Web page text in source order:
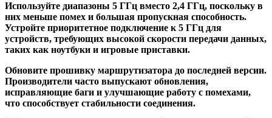
Используйте диапазоны 5 ГГц вместо 2,4 ГГц, поскольку в
них меньше помех и большая пропускная способность.
Устройте приоритетное подключение к 5 ГГц для
устройств, требующих высокой скорости передачи данных,
таких как ноутбуки и игровые приставки.
Обновите прошивку маршрутизатора до последней версии.
Производители часто выпускают обновления,
исправляющие баги и улучшающие работу с помехами,
что способствует стабильности соединения.